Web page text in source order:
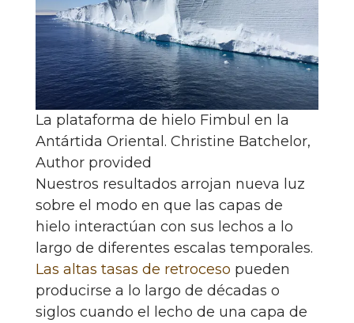
La plataforma de hielo Fimbul en la
Antártida Oriental. Christine Batchelor,
Author provided
Nuestros resultados arrojan nueva luz
sobre el modo en que las capas de
hielo interactúan con sus lechos a lo
largo de diferentes escalas temporales.
Las altas tasas de retroceso pueden
producirse a lo largo de décadas o
siglos cuando el lecho de una capa de